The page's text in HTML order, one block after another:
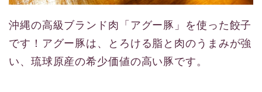
沖縄の高級ブランド肉「アグー豚」を使った餃子
です！アグー豚は、とろける脂と肉のうまみが強
い、琉球原産の希少価値の高い豚です。